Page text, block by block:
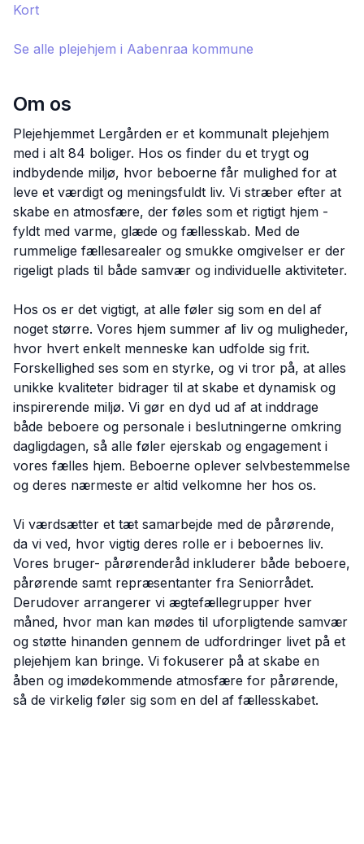
Kort
Se alle plejehjem i Aabenraa kommune
Om os
Plejehjemmet Lergården er et kommunalt plejehjem
med i alt 84 boliger. Hos os finder du et trygt og
indbydende miljø, hvor beboerne får mulighed for at
leve et værdigt og meningsfuldt liv. Vi stræber efter at
skabe en atmosfære, der føles som et rigtigt hjem -
fyldt med varme, glæde og fællesskab. Med de
rummelige fællesarealer og smukke omgivelser er der
rigeligt plads til både samvær og individuelle aktiviteter.
Hos os er det vigtigt, at alle føler sig som en del af
noget større. Vores hjem summer af liv og muligheder,
hvor hvert enkelt menneske kan udfolde sig frit.
Forskellighed ses som en styrke, og vi tror på, at alles
unikke kvaliteter bidrager til at skabe et dynamisk og
inspirerende miljø. Vi gør en dyd ud af at inddrage
både beboere og personale i beslutningerne omkring
dagligdagen, så alle føler ejerskab og engagement i
vores fælles hjem. Beboerne oplever selvbestemmelse
og deres nærmeste er altid velkomne her hos os.
Vi værdsætter et tæt samarbejde med de pårørende,
da vi ved, hvor vigtig deres rolle er i beboernes liv.
Vores bruger- pårørenderåd inkluderer både beboere,
pårørende samt repræsentanter fra Seniorrådet.
Derudover arrangerer vi ægtefællegrupper hver
måned, hvor man kan mødes til uforpligtende samvær
og støtte hinanden gennem de udfordringer livet på et
plejehjem kan bringe. Vi fokuserer på at skabe en
åben og imødekommende atmosfære for pårørende,
så de virkelig føler sig som en del af fællesskabet.